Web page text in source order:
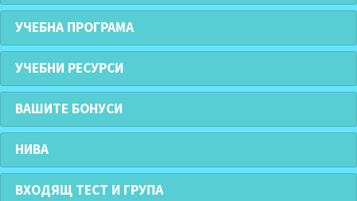
УЧЕБНА ПРОГРАМА
УЧЕБНИ РЕСУРСИ
ВАШИТЕ БОНУСИ
НИВА
ВХОДЯЩ ТЕСТ И ГРУПА